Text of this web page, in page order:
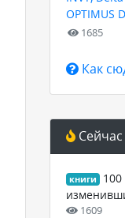
OPTIMUS
HYUNDAI
1685
Как
книги
1609